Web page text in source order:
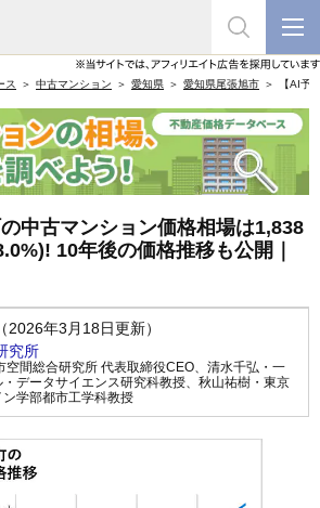
ス 中古マンション 愛知県 愛知県尾張旭市 【AI予
の中古マンション価格相場は1,838
10年後の価格推移も公開｜
年3月18日更新）
究所
空間総合研究所 代表取締役CEO、 清水千弘・一
データサイエンス研究科教授、 秋山祐樹・東京
学部都市工学科教授